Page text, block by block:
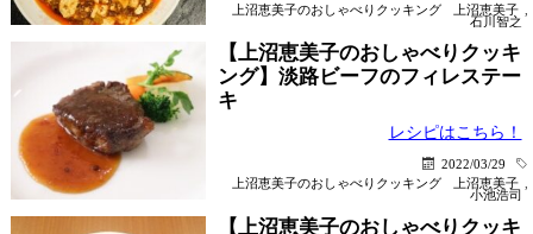
上沼恵美子のおしゃべりクッキング
上沼恵美子
石川智之
【上沼恵美子のおしゃべりクッキ
ング】淡路ビーフのフィレステー
キ
レシピはこちら！
2022/03/29
上沼恵美子のおしゃべりクッキング
上沼恵美子
小池浩司
【上沼恵美子のおしゃべりクッキ